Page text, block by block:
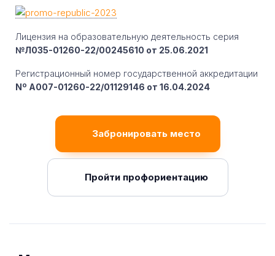
Лицензия на образовательную деятельность серия
№Л035-01260-22/00245610 от 25.06.2021
Регистрационный номер государственной аккредитации
Nº A007-01260-22/01129146 от 16.04.2024
Забронировать место
Пройти профориентацию